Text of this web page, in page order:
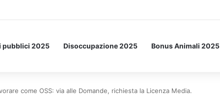
ecco l’esperimento spaziale.
pubblici 2025 Disoccupazione 2025 Bonus Animali 2025
come OSS: via alle Domande, richiesta la Licenza Media.